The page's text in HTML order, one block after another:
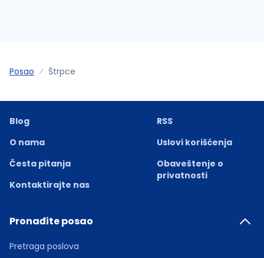
Posao Štrpce
Blog
O nama
Česta pitanja
Kontaktirajte nas
RSS
Uslovi korišćenja
Obaveštenje o
privatnosti
Pronađite posao
Pretraga poslova